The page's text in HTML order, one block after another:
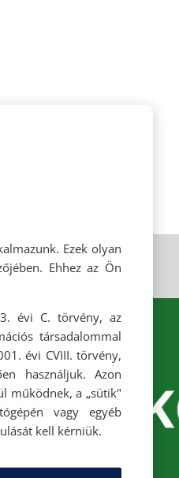
249 Ft-ért.
Ezek olyan
Ehhez az Ön
évi C. törvény, az
társadalommal
évi CVIII. törvény,
használjuk. Azon
működnek, a „sütik"
vagy egyéb
kell kérniük.